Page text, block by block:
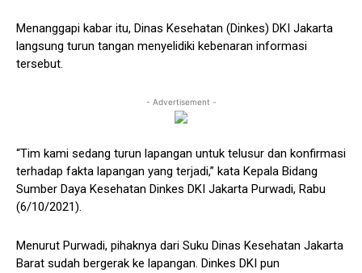
Menanggapi kabar itu, Dinas Kesehatan (Dinkes) DKI Jakarta
langsung turun tangan menyelidiki kebenaran informasi
tersebut.
- Advertisement -
“Tim kami sedang turun lapangan untuk telusur dan konfirmasi
terhadap fakta lapangan yang terjadi,” kata Kepala Bidang
Sumber Daya Kesehatan Dinkes DKI Jakarta Purwadi, Rabu
(6/10/2021).
Menurut Purwadi, pihaknya dari Suku Dinas Kesehatan Jakarta
Barat sudah bergerak ke lapangan. Dinkes DKI pun